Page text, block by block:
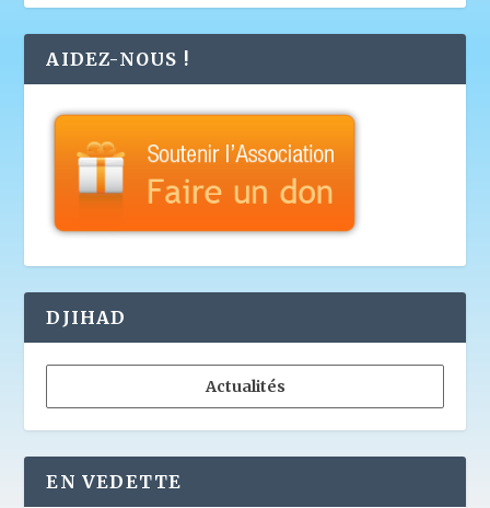
AIDEZ-NOUS !
DJIHAD
Actualités
EN VEDETTE